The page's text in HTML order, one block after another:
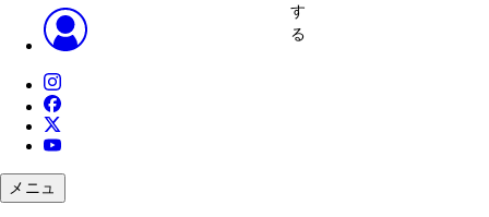
す
る
メニュ